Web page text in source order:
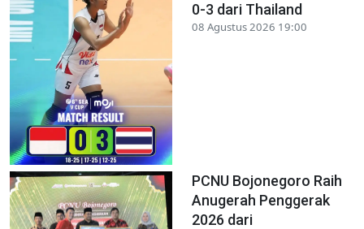
0-3 dari Thailand
08 Agustus 2026 19:00
PCNU Bojonegoro Raih
Anugerah Penggerak
2026 dari